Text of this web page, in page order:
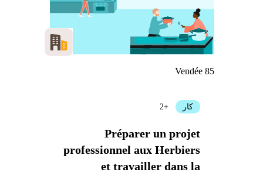
Vendée 85
Préparer un projet
professionnel aux Herbiers
et travailler dans la
کار +2